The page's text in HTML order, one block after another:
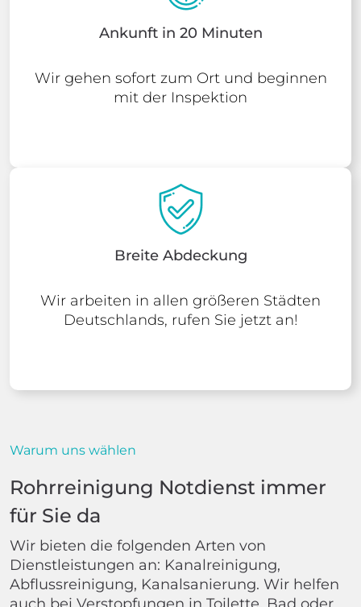
Ankunft in 20 Minuten
Wir gehen sofort zum Ort und beginnen
mit der Inspektion
Breite Abdeckung
Wir arbeiten in allen größeren Städten
Deutschlands, rufen Sie jetzt an!
Warum uns wählen
Rohrreinigung Notdienst immer
für Sie da
Wir bieten die folgenden Arten von
Dienstleistungen an: Kanalreinigung,
Abflussreinigung, Kanalsanierung. Wir helfen
auch bei Verstopfungen in Toilette, Bad oder